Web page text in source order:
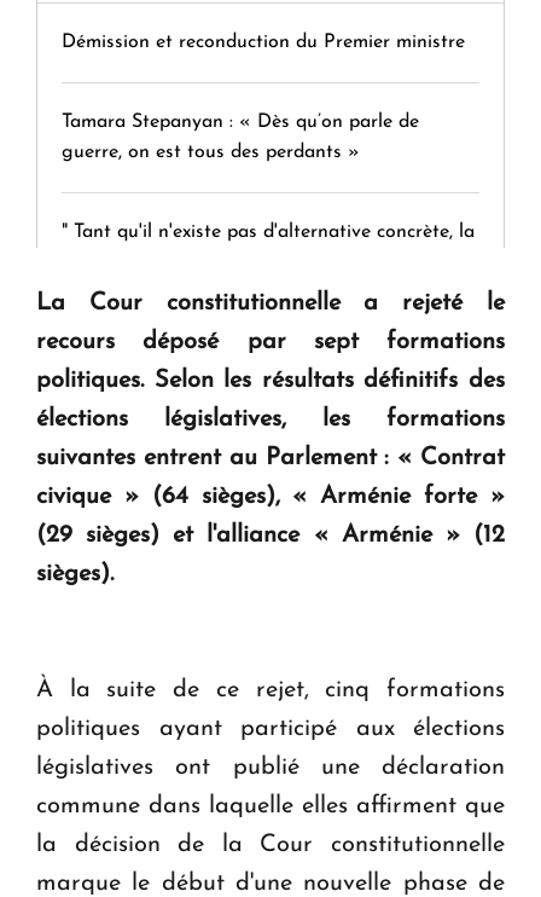
Démission et reconduction du Premier ministre
Tamara Stepanyan : « Dès qu’on parle de
guerre, on est tous des perdants »
" Tant qu'il n'existe pas d'alternative concrète, la
KASA : 30 ans d'audace, de résilience et d'avenir
en Arménie
Le premier hôtel Hyatt Regency d'Arménie
ouvrira ses portes à Dilijan
La Cour constitutionnelle a rejeté le
recours déposé par sept formations
politiques. Selon les résultats définitifs des
élections législatives, les formations
suivantes entrent au Parlement : « Contrat
civique » (64 sièges), « Arménie forte »
(29 sièges) et l'alliance « Arménie » (12
sièges).
À la suite de ce rejet, cinq formations
politiques ayant participé aux élections
législatives ont publié une déclaration
commune dans laquelle elles affirment que
la décision de la Cour constitutionnelle
marque le début d'une nouvelle phase de